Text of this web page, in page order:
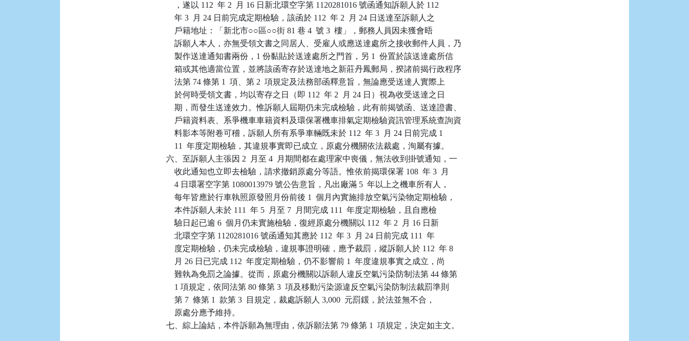
    ，遂以 112  年 2  月 16 日新北環空字第 1120281016 號函通知訴願人於 112
    年 3  月 24 日前完成定期檢驗，該函於 112  年 2  月 24 日送達至訴願人之
    戶籍地址：「新北市○○區○○街 81 巷 4  號 3  樓」，郵務人員因未獲會晤
    訴願人本人，亦無受領文書之同居人、受雇人或應送達處所之接收郵件人員，乃
    製作送達通知書兩份，1 份黏貼於送達處所之門首，另 1  份置於該送達處所信
    箱或其他適當位置，並將該函寄存於送達地之新莊丹鳳郵局，揆諸前揭行政程序
    法第 74 條第 1  項、第 2  項規定及法務部函釋意旨，無論應受送達人實際上
    於何時受領文書，均以寄存之日（即 112  年 2  月 24 日）視為收受送達之日
    期，而發生送達效力。惟訴願人屆期仍未完成檢驗，此有前揭號函、送達證書、
    戶籍資料表、系爭機車車籍資料及環保署機車排氣定期檢驗資訊管理系統查詢資
    料影本等附卷可稽，訴願人所有系爭車輛既未於 112  年 3  月 24 日前完成 1
    11  年度定期檢驗，其違規事實即已成立，原處分機關依法裁處，洵屬有據。
六、至訴願人主張因 2  月至 4  月期間都在處理家中喪儀，無法收到掛號通知，一
    收此通知也立即去檢驗，請求撤銷原處分等語。惟依前揭環保署 108  年 3  月
    4 日環署空字第 1080013979 號公告意旨，凡出廠滿 5  年以上之機車所有人，
    每年皆應於行車執照原發照月份前後 1  個月內實施排放空氣污染物定期檢驗，
    本件訴願人未於 111  年 5  月至 7  月間完成 111  年度定期檢驗，且自應檢
    驗日起已逾 6  個月仍未實施檢驗，復經原處分機關以 112  年 2  月 16 日新
    北環空字第 1120281016 號函通知其應於 112  年 3  月 24 日前完成 111  年
    度定期檢驗，仍未完成檢驗，違規事證明確，應予裁罰，縱訴願人於 112  年 8
    月 26 日已完成 112  年度定期檢驗，仍不影響前 1  年度違規事實之成立，尚
    難執為免罰之論據。從而，原處分機關以訴願人違反空氣污染防制法第 44 條第
    1 項規定，依同法第 80 條第 3  項及移動污染源違反空氣污染防制法裁罰準則
    第 7  條第 1  款第 3  目規定，裁處訴願人 3,000  元罰鍰，於法並無不合，
    原處分應予維持。
七、綜上論結，本件訴願為無理由，依訴願法第 79 條第 1  項規定，決定如主文。